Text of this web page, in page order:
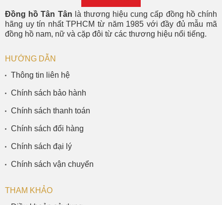
Đồng hồ Tân Tân là thương hiệu cung cấp đồng hồ chính
hãng uy tín nhất TPHCM từ năm 1985 với đầy đủ mẫu mã
đồng hồ nam, nữ và cặp đôi từ các thương hiệu nổi tiếng.
HƯỚNG DẪN
Thông tin liên hệ
Chính sách bảo hành
Chính sách thanh toán
Chính sách đổi hàng
Chính sách đại lý
Chính sách vận chuyển
THAM KHẢO